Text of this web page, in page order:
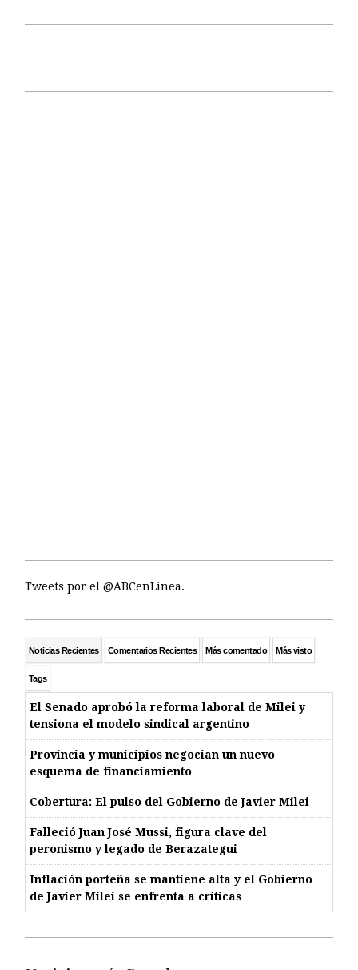
Tweets por el @ABCenLinea.
Noticias Recientes Comentarios Recientes Más comentado Más visto
Tags
El Senado aprobó la reforma laboral de Milei y
tensiona el modelo sindical argentino
Provincia y municipios negocian un nuevo
esquema de financiamiento
Cobertura: El pulso del Gobierno de Javier Milei
Falleció Juan José Mussi, figura clave del
peronismo y legado de Berazategui
Inflación porteña se mantiene alta y el Gobierno
de Javier Milei se enfrenta a críticas